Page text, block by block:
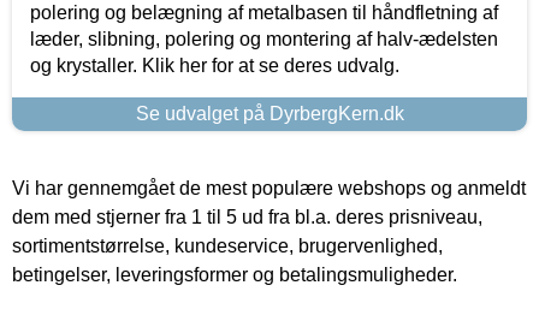
polering og belægning af metalbasen til håndfletning af
læder, slibning, polering og montering af halv-ædelsten
og krystaller. Klik her for at se deres udvalg.
Se udvalget på DyrbergKern.dk
Vi har gennemgået de mest populære webshops og anmeldt
dem med stjerner fra 1 til 5 ud fra bl.a. deres prisniveau,
sortimentstørrelse, kundeservice, brugervenlighed,
betingelser, leveringsformer og betalingsmuligheder.